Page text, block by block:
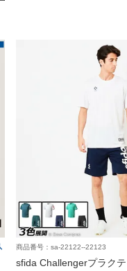
商品番号：sa-22122--22123
sfida Challengerプラク